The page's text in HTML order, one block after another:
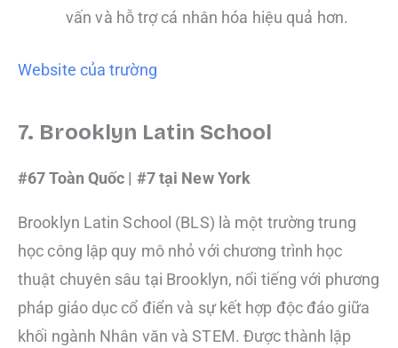
vấn và hỗ trợ cá nhân hóa hiệu quả hơn.
Website của trường
7. Brooklyn Latin School
#67 Toàn Quốc | #7 tại New York
Brooklyn Latin School (BLS) là một trường trung
học công lập quy mô nhỏ với chương trình học
thuật chuyên sâu tại Brooklyn, nổi tiếng với phương
pháp giáo dục cổ điển và sự kết hợp độc đáo giữa
khối ngành Nhân văn và STEM. Được thành lập